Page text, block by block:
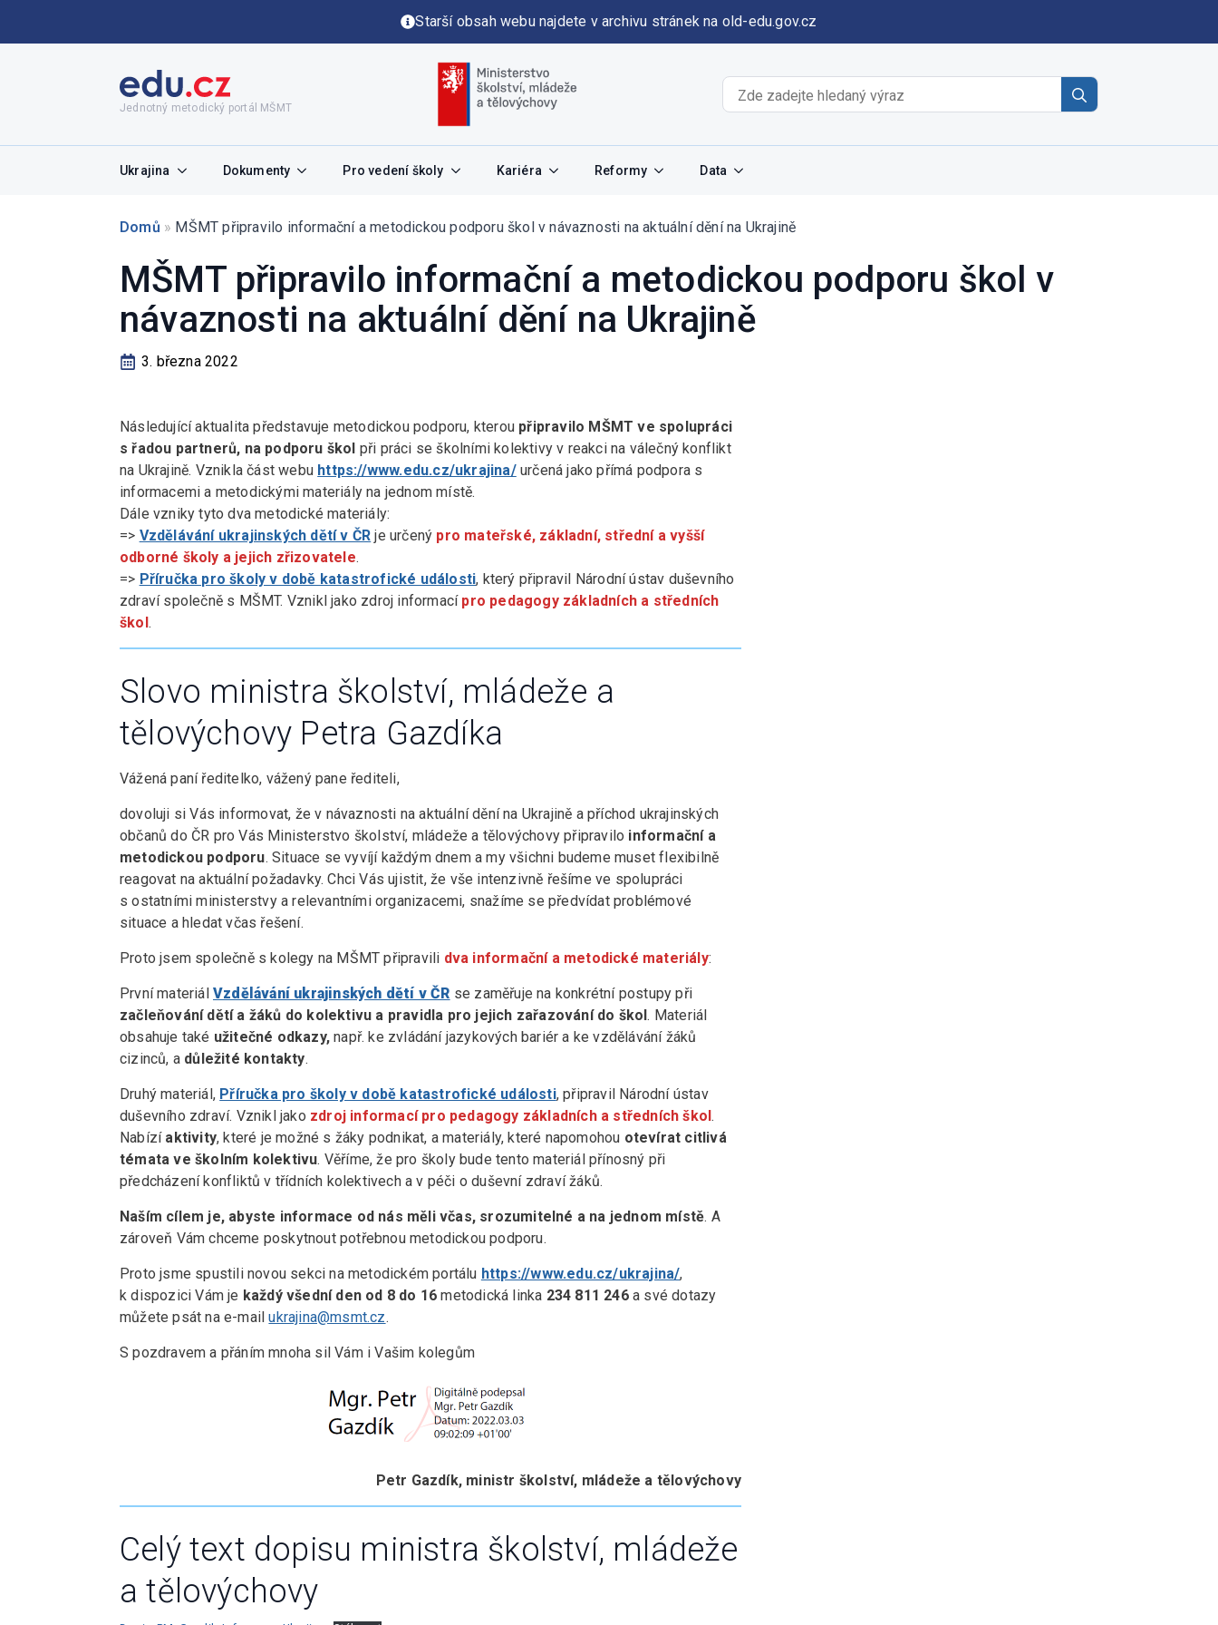
Starší obsah webu najdete v archivu stránek na old-edu.gov.cz
Jednotný metodický portál MŠMT
Search
for:
Ukrajina Dokumenty Pro vedení školy Kariéra Reformy Data
Domů » MŠMT připravilo informační a metodickou podporu škol v návaznosti na aktuální dění na Ukrajině
MŠMT připravilo informační a metodickou podporu škol v
návaznosti na aktuální dění na Ukrajině
3. března 2022
Následující aktualita představuje metodickou podporu, kterou připravilo MŠMT ve spolupráci
s řadou partnerů, na podporu škol při práci se školními kolektivy v reakci na válečný konflikt
na Ukrajině. Vznikla část webu https://www.edu.cz/ukrajina/určená jako přímá podpora s
informacemi a metodickými materiály na jednom místě.
Dále vzniky tyto dva metodické materiály:
=> Vzdělávání ukrajinských dětí v ČR je určený pro mateřské, základní, střední a vyšší
odborné školy a jejich zřizovatele.
=> Příručka pro školy v době katastrofické události, který připravil Národní ústav duševního
zdraví společně s MŠMT. Vznikl jako zdroj informací pro pedagogy základních a středních
škol.
Slovo ministra školství, mládeže a
tělovýchovy Petra Gazdíka
Vážená paní ředitelko, vážený pane řediteli,
dovoluji si Vás informovat, že v návaznosti na aktuální dění na Ukrajině a příchod ukrajinských
občanů do ČR pro Vás Ministerstvo školství, mládeže a tělovýchovy připravilo informační a
metodickou podporu. Situace se vyvíjí každým dnem a my všichni budeme muset flexibilně
reagovat na aktuální požadavky. Chci Vás ujistit, že vše intenzivně řešíme ve spolupráci
s ostatními ministerstvy a relevantními organizacemi, snažíme se předvídat problémové
situace a hledat včas řešení.
Proto jsem společně s kolegy na MŠMT připravili dva informační a metodické materiály:
První materiál Vzdělávání ukrajinských dětí v ČR se zaměřuje na konkrétní postupy při
začleňování dětí a žáků do kolektivu a pravidla pro jejich zařazování do škol. Materiál
obsahuje také užitečné odkazy,např. ke zvládání jazykových bariér a ke vzdělávání žáků
cizinců, a důležité kontakty.
Druhý materiál, Příručka pro školy v době katastrofické události, připravil Národní ústav
duševního zdraví. Vznikl jako zdroj informací pro pedagogy základních a středních škol.
Nabízí aktivity, které je možné s žáky podnikat, a materiály, které napomohou otevírat citlivá
témata ve školním kolektivu. Věříme, že pro školy bude tento materiál přínosný při
předcházení konfliktů v třídních kolektivech a v péči o duševní zdraví žáků.
Naším cílem je, abyste informace od nás měli včas, srozumitelné a na jednom místě. A
zároveň Vám chceme poskytnout potřebnou metodickou podporu.
Proto jsme spustili novou sekci na metodickém portálu https://www.edu.cz/ukrajina/,
k dispozici Vám je každý všední den od 8 do 16 metodická linka 234 811 246a své dotazy
můžete psát na e-mailukrajina@msmt.cz.
S pozdravem a přáním mnoha sil Vám i Vašim kolegům
Petr Gazdík, ministr školství, mládeže a tělovýchovy
Celý text dopisu ministra školství, mládeže
a tělovýchovy